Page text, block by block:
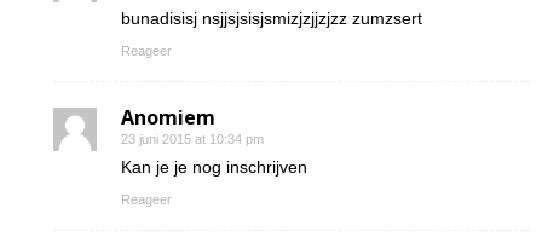
bunadisisj nsjjsjsisjsmizjzjjzjzz zumzsert
Reageer
Anomiem
23 juni 2015 at 10:34 pm
Kan je je nog inschrijven
Reageer